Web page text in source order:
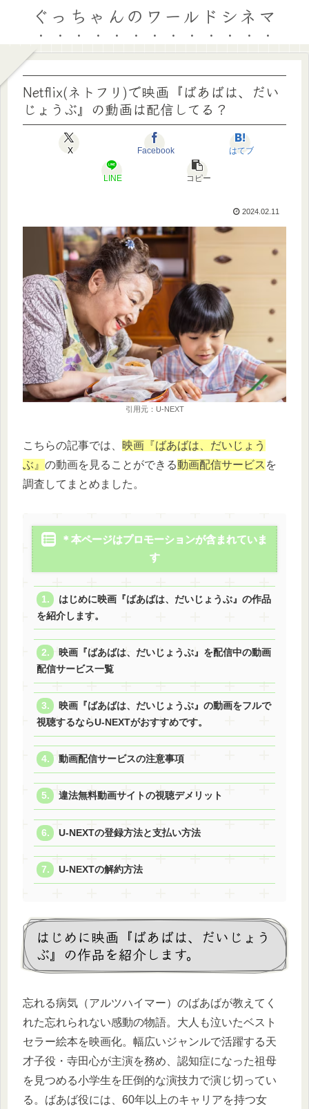
ぐっちゃんのワールドシネマ
Netflix(ネトフリ)で映画『ばあばは、だい
じょうぶ』の動画は配信してる？
X Facebook はてブ
LINE コピー
2024.02.11
引用元：U-NEXT
こちらの記事では、 映画『ばあばは、だいじょう
ぶ』 の動画を見ることができる動画配信サービス を
調査してまとめました。
＊本ページはプロモーションが含まれていま
す
はじめに映画『ばあばは、だいじょうぶ』の作品
を紹介します。
映画『ばあばは、だいじょうぶ』を配信中の動画
配信サービス一覧
映画『ばあばは、だいじょうぶ』の動画をフルで
視聴するならU-NEXTがおすすめです。
動画配信サービスの注意事項
違法無料動画サイトの視聴デメリット
U-NEXTの登録方法と支払い方法
U-NEXTの解約方法
はじめに映画『ばあばは、だいじょう
ぶ』の作品を紹介します。
忘れる病気（アルツハイマー）のばあばが教えてく
れた忘れられない感動の物語。大人も泣いたベスト
セラー絵本を映画化。幅広いジャンルで活躍する天
才子役・寺田心が主演を務め、認知症になった祖母
を見つめる小学生を圧倒的な演技力で演じ切ってい
る。ばあば役には、60年以上のキャリアを持つ女